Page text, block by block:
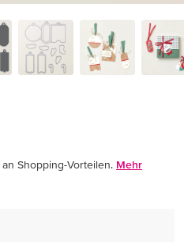
Shopping-Vorteilen. Mehr